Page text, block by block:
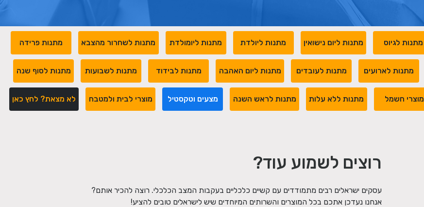
מתנות לגיוס מתנות ליום נישואין מתנות ליולדת מתנות ליומולדת מתנות לשחרור מהצבא מתנות פרידה
מתנות לארועים מתנות לעובדים מתנות ליום האהבה מתנות לבידוד מתנות לשבועות מתנות לסוף שנה
מוצרי חשמל מתנות ללא עלות מתנות לראש השנה מצעים וטקסטיל מוצרי לבית ולמטבח לא מצאת? לחץ כאן
רוצים לשמוע עוד?
עסקים ישראלים רבים מתמודדים עם קשיים כלכליים בעקבות המצב הכלכלי. רוצה להכיר אותם?
אנחנו נעדכן אתכם בכל המוצרים והשרותים המיוחדים שיש לישראלים טובים להציע!